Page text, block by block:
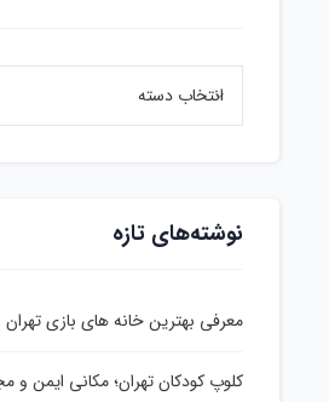
نوشته‌های تازه
معرفی بهترین خانه های بازی تهران
کلوپ کودکان تهران؛ مکانی ایمن و